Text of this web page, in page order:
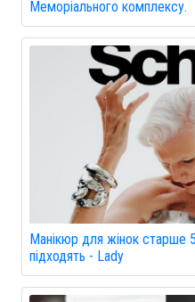
Меморіального комплексу.
Манікюр для жінок старше
підходять - Lady